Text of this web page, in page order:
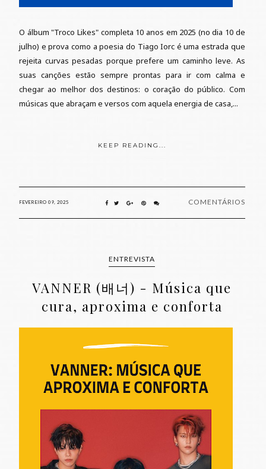
O álbum "Troco Likes" completa 10 anos em 2025 (no dia 10 de
julho) e prova como a poesia do Tiago Iorc é uma estrada que
rejeita curvas pesadas porque prefere um caminho leve. As
suas canções estão sempre prontas para ir com calma e
chegar ao melhor dos destinos: o coração do público. Com
músicas que abraçam e versos com aquela energia de casa,...
KEEP READING...
FEVEREIRO 09, 2025 COMENTÁRIOS
ENTREVISTA
VANNER (배너) - Música que
cura, aproxima e conforta